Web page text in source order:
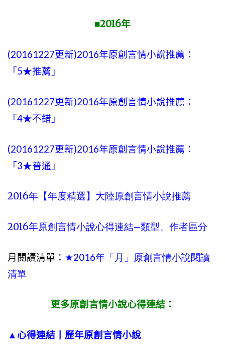
■2016年
(20161227更新)2016年原創言情小說推薦：
「5★推薦」
(20161227更新)2016年原創言情小說推薦：
「4★不錯」
(20161227更新)2016年原創言情小說推薦：
「3★普通」
2016年【年度精選】大陸原創言情小說推薦
2016年原創言情小說心得連結—類型、作者區分
月閱讀清單： ★2016年「月」原創言情小說閱讀
清單
更多原創言情小說心得連結：
▲心得連結丨歷年原創言情小說